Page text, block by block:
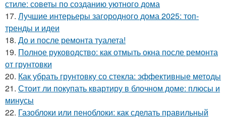
стиле: советы по созданию уютного дома
17. Лучшие интерьеры загородного дома 2025: топ-
тренды и идеи
18. До и после ремонта туалета!
19. Полное руководство: как отмыть окна после ремонта
от грунтовки
20. Как убрать грунтовку со стекла: эффективные методы
21. Стоит ли покупать квартиру в блочном доме: плюсы и
минусы
22. Газоблоки или пеноблоки: как сделать правильный